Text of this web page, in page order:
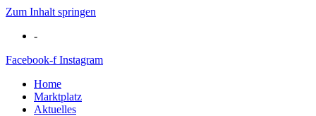
Zum Inhalt springen
-
Facebook-f Instagram
Home
Marktplatz
Aktuelles